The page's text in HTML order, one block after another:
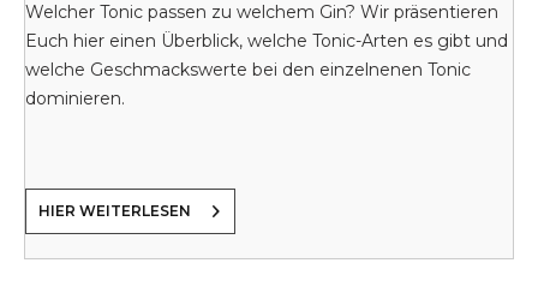
Welcher Tonic passen zu welchem Gin? Wir präsentieren
Euch hier einen Überblick, welche Tonic-Arten es gibt und
welche Geschmackswerte bei den einzelnenen Tonic
dominieren.
HIER WEITERLESEN